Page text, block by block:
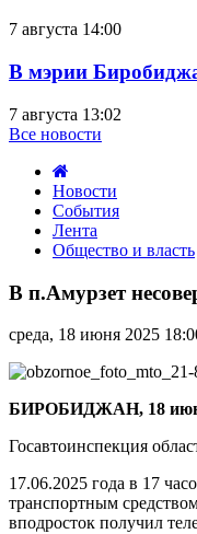
7 августа 14:00
В мэрии
7 августа 13:02
Все новости
Новости
События
Лента
Общество и власть
п.Амурзет
сел
на
мотоцикл
устроил
В п.Амурзет
среда, 18 июня 2025
БИРОБИДЖАН, 18 июня,
Госавтоинспекция
17.06.2025 года в 17
транспортным
вподросток получил